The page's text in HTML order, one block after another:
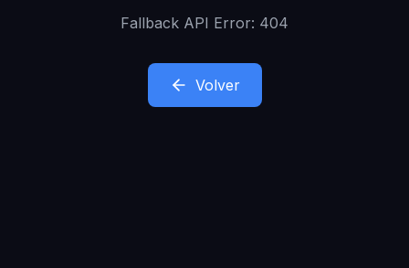
Fallback API Error: 404
Volver